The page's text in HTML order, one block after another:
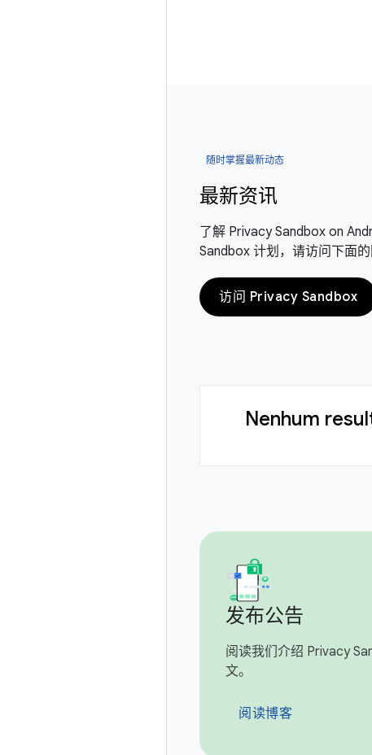
随时掌握最新动态
最新资讯
了解 Privacy Sandbox on
Sandbox 计划，请访问下面的
访问 Privacy Sandbox
Nenhum
发布公告
阅读我们介绍 Privacy
文。
阅读博客